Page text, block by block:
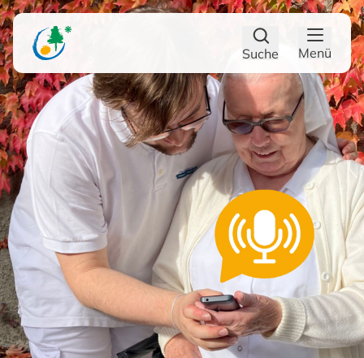
Zum Hauptinhalt
Zum Footer
Suche
Menü